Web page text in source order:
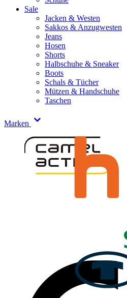
Sale
Jacken & Westen
Sakkos & Anzugwesten
Jeans
Hosen
Shorts
Halbschuhe & Sneaker
Boots
Schals & Tücher
Mützen & Handschuhe
Taschen
Marken